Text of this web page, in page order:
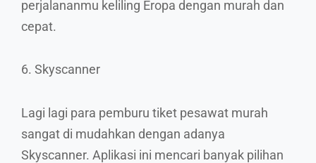
perjalananmu keliling Eropa dengan murah dan
cepat.
6. Skyscanner
Lagi lagi para pemburu tiket pesawat murah
sangat di mudahkan dengan adanya
Skyscanner. Aplikasi ini mencari banyak pilihan